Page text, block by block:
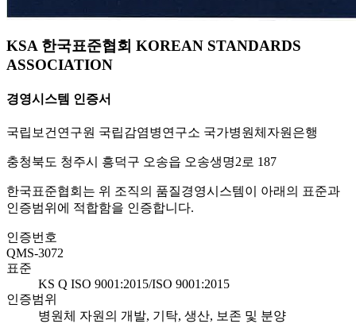
KSA 한국표준협회 KOREAN STANDARDS
ASSOCIATION
경영시스템 인증서
국립보건연구원 국립감염병연구소 국가병원체자원은행
충청북도 청주시 흥덕구 오송읍 오송생명2로 187
한국표준협회는 위 조직의 품질경영시스템이 아래의 표준과
인증범위에 적합함을 인증합니다.
인증번호
QMS-3072
표준
KS Q ISO 9001:2015/ISO 9001:2015
인증범위
병원체 자원의 개발, 기탁, 생산, 보존 및 분양